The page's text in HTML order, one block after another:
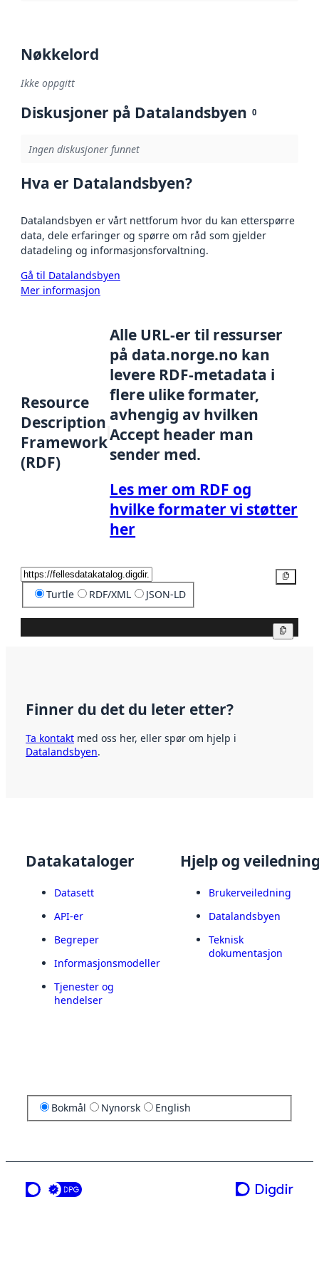
Nøkkelord
Ikke oppgitt
Diskusjoner på Datalandsbyen 0
Ingen diskusjoner funnet
Hva er Datalandsbyen?
Datalandsbyen er vårt nettforum hvor du kan etterspørre
data, dele erfaringer og spørre om råd som gjelder
datadeling og informasjonsforvaltning.
Gå til Datalandsbyen
Mer informasjon
Resource
Description
Framework
(RDF)
Alle URL-er til ressurser
på data.norge.no kan
levere RDF-metadata i
flere ulike formater,
avhengig av hvilken
Accept header man
sender med.
Les mer om RDF og
hvilke formater vi støtter
her
Turtle RDF/XML JSON-LD
Finner du det du leter etter?
Ta kontakt med oss her, eller spør om hjelp i
Datalandsbyen.
Datakataloger
Datasett
API-er
Begreper
Informasjonsmodeller
Tjenester og
hendelser
Hjelp og
Brukerveiledning
Datalandsbyen
Teknisk
dokumentasjon
Bokmål Nynorsk English